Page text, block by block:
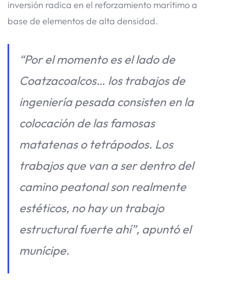
inversión radica en el reforzamiento marítimo a
base de elementos de alta densidad.
“Por el momento es el lado de
Coatzacoalcos… los trabajos de
ingeniería pesada consisten en la
colocación de las famosas
matatenas o tetrápodos. Los
trabajos que van a ser dentro del
camino peatonal son realmente
estéticos, no hay un trabajo
estructural fuerte ahí”, apuntó el
munícipe.